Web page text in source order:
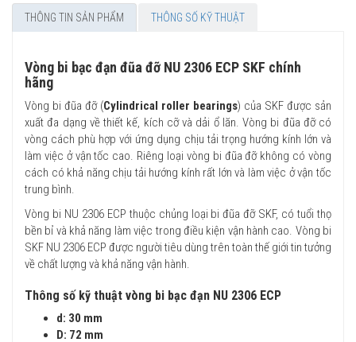
THÔNG TIN SẢN PHẨM THÔNG SỐ KỸ THUẬT
Vòng bi bạc đạn đũa đỡ NU 2306 ECP SKF chính
hãng
Vòng bi đũa đỡ (Cylindrical roller bearings) của SKF được sản
xuất đa dạng về thiết kế, kích cỡ và dải ổ lăn. Vòng bi đũa đỡ có
vòng cách phù hợp với ứng dụng chịu tải trọng hướng kính lớn và
làm việc ở vận tốc cao. Riêng loại vòng bi đũa đỡ không có vòng
cách có khả năng chịu tải hướng kính rất lớn và làm việc ở vận tốc
trung bình.
Vòng bi NU 2306 ECP thuộc chủng loại bi đũa đỡ SKF, có tuổi thọ
bền bỉ và khả năng làm việc trong điều kiện vận hành cao. Vòng bi
SKF NU 2306 ECP được người tiêu dùng trên toàn thế giới tin tưởng
về chất lượng và khả năng vận hành.
Thông số kỹ thuật vòng bi bạc đạn NU 2306 ECP
d: 30 mm
D: 72 mm